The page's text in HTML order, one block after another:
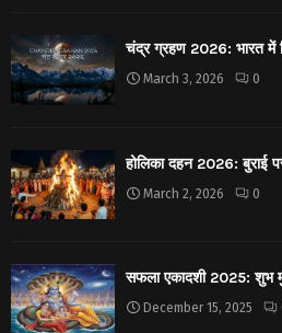
चंद्र ग्रहण 2026: भारत में
March 3, 2026 0
होलिका दहन 2026: बुराई
March 2, 2026 0
सफला एकादशी 2025: शुभ
December 15, 2025